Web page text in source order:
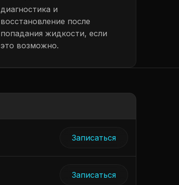
диагностика и
восстановление после
попадания жидкости, если
это возможно.
Записаться
Записаться